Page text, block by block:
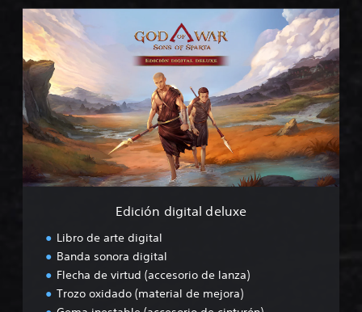
E
d
c
i
ó
n
d
i
g
t
Edición digital deluxe
Libro de arte digital
Banda sonora digital
Flecha de virtud (accesorio de lanza)
Trozo oxidado (material de mejora)